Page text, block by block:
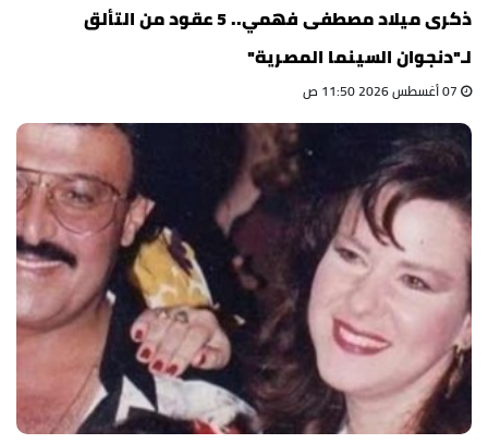
ذكرى ميلاد مصطفى فهمي.. 5 عقود من التألق
لـ"دنجوان السينما المصرية"